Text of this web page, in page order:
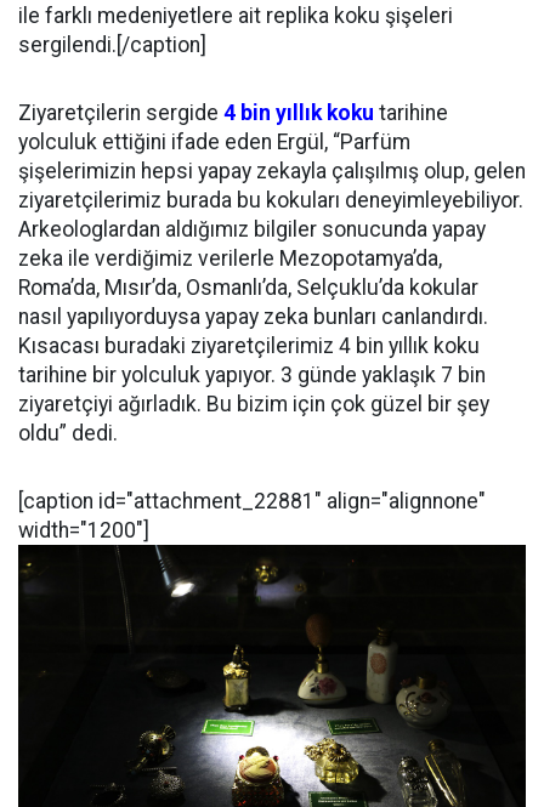
ile farklı medeniyetlere ait replika koku şişeleri
sergilendi.[/caption]
Ziyaretçilerin sergide 4 bin yıllık koku tarihine
yolculuk ettiğini ifade eden Ergül, “Parfüm
şişelerimizin hepsi yapay zekayla çalışılmış olup, gelen
ziyaretçilerimiz burada bu kokuları deneyimleyebiliyor.
Arkeologlardan aldığımız bilgiler sonucunda yapay
zeka ile verdiğimiz verilerle Mezopotamya’da,
Roma’da, Mısır’da, Osmanlı’da, Selçuklu’da kokular
nasıl yapılıyorduysa yapay zeka bunları canlandırdı.
Kısacası buradaki ziyaretçilerimiz 4 bin yıllık koku
tarihine bir yolculuk yapıyor. 3 günde yaklaşık 7 bin
ziyaretçiyi ağırladık. Bu bizim için çok güzel bir şey
oldu” dedi.
[caption id="attachment_22881" align="alignnone"
width="1200"]